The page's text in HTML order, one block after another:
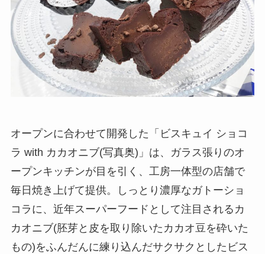
オープンに合わせて開発した「ビスキュイ ショコ
ラ with カカオニブ(写真奥)」は、ガラス張りのオ
ープンキッチンが目を引く、工房一体型の店舗で
毎日焼き上げて提供。しっとり濃厚なガトーショ
コラに、近年スーパーフードとして注目されるカ
カオニブ(胚芽と皮を取り除いたカカオ豆を砕いた
もの)をふんだんに練り込んだサクサクとしたビス